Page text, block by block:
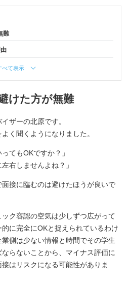
難
べて表示
けた方が無難
ザーの北原です。
く聞くようになりました。
てもOKですか？」
右しませんよね？」
接に臨むのは避けたほうが良いで
ク容認の空気は少しずつ広がって
に完全にOKと捉えられているわけ
側は少ない情報と時間でその学生
らないことから、マイナス評価に
はリスクになる可能性がありま